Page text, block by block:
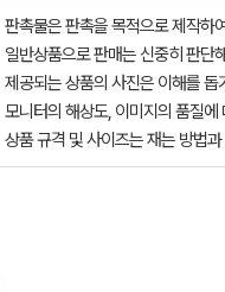
판촉물은 판촉을 목적으로 제작하
일반상품으로 판매는 신중히 판단
제공되는 상품의 사진은 이해를
모니터의 해상도, 이미지의 품질
상품 규격 및 사이즈는 재는 방법